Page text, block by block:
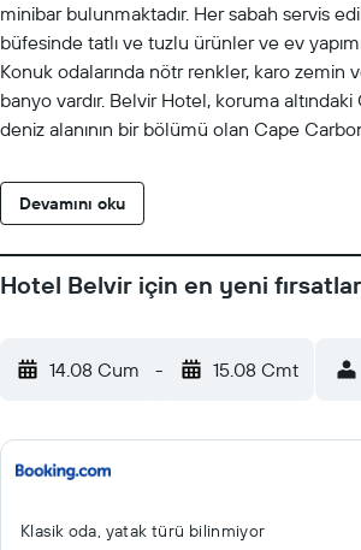
minibar bulunmaktadır. Her sabah servis
büfesinde tatlı ve tuzlu ürünler ve ev
Konuk odalarında nötr renkler, karo zemin
banyo vardır. Belvir Hotel, koruma
deniz alanının bir bölümü olan Cape
km uzaklıktaki Cagliari'ye doğrudan ulaşım
250 metre mesafede halka açık ücretsiz
Devamını oku
Hotel Belvir için en yeni fırsatlar
14.08 Cum - 15.08 Cmt
Klasik oda, yatak türü bilinmiyor